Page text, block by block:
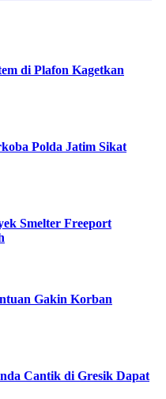
di Plafon Kagetkan
Polda Jatim Sikat
Smelter Freeport
Gakin Korban
Cantik di Gresik Dapat